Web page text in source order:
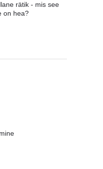
rätik - mis see
on hea?